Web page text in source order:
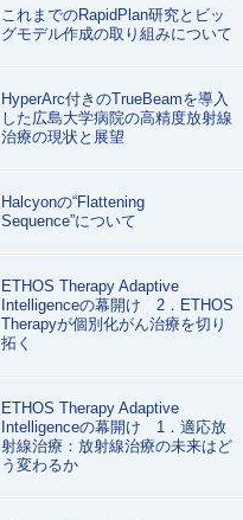
これまでのRapidPlan研究とビッ
グモデル作成の取り組みについて
HyperArc付きのTrueBeamを導入
した広島大学病院の高精度放射線
治療の現状と展望
Halcyonの“Flattening
Sequence”について
ETHOS Therapy Adaptive
Intelligenceの幕開け 2．ETHOS
Therapyが個別化がん治療を切り
拓く
ETHOS Therapy Adaptive
Intelligenceの幕開け 1．適応放
射線治療：放射線治療の未来はど
う変わるか